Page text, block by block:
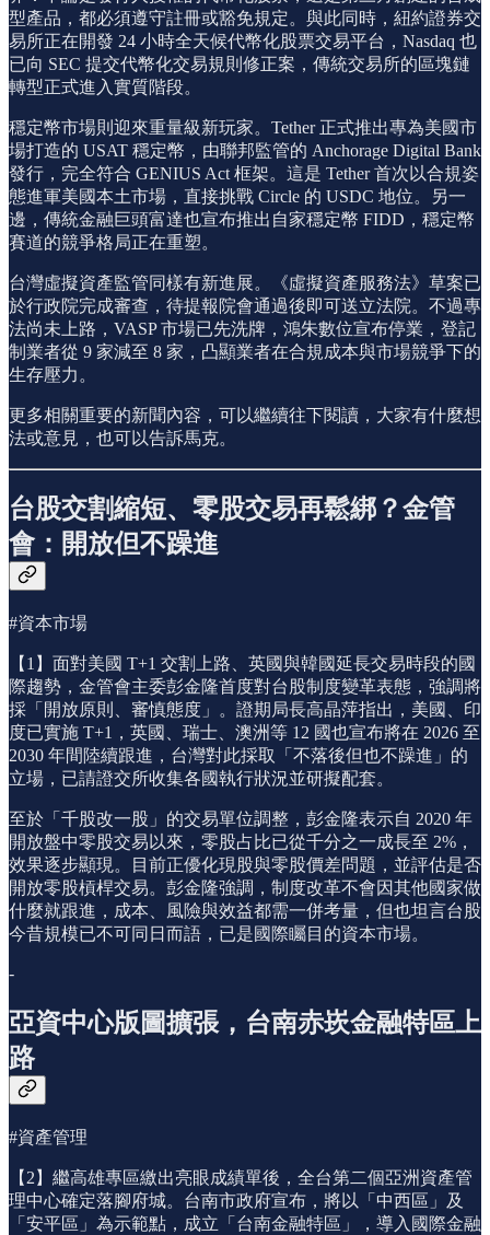
型產品，都必須遵守註冊或豁免規定。與此同時，紐約證券交
易所正在開發 24 小時全天候代幣化股票交易平台，Nasdaq 也
已向 SEC 提交代幣化交易規則修正案，傳統交易所的區塊鏈
轉型正式進入實質階段。
穩定幣市場則迎來重量級新玩家。Tether 正式推出專為美國市
場打造的 USAT 穩定幣，由聯邦監管的 Anchorage Digital Bank
發行，完全符合 GENIUS Act 框架。這是 Tether 首次以合規姿
態進軍美國本土市場，直接挑戰 Circle 的 USDC 地位。另一
邊，傳統金融巨頭富達也宣布推出自家穩定幣 FIDD，穩定幣
賽道的競爭格局正在重塑。
台灣虛擬資產監管同樣有新進展。《虛擬資產服務法》草案已
於行政院完成審查，待提報院會通過後即可送立法院。不過專
法尚未上路，VASP 市場已先洗牌，鴻朱數位宣布停業，登記
制業者從 9 家減至 8 家，凸顯業者在合規成本與市場競爭下的
生存壓力。
更多相關重要的新聞內容，可以繼續往下閱讀，大家有什麼想
法或意見，也可以告訴馬克。
台股交割縮短、零股交易再鬆綁？金管
會：開放但不躁進
#資本市場
【1】面對美國 T+1 交割上路、英國與韓國延長交易時段的國
際趨勢，金管會主委彭金隆首度對台股制度變革表態，強調將
採「開放原則、審慎態度」。證期局長高晶萍指出，美國、印
度已實施 T+1，英國、瑞士、澳洲等 12 國也宣布將在 2026 至
2030 年間陸續跟進，台灣對此採取「不落後但也不躁進」的
立場，已請證交所收集各國執行狀況並研擬配套。
至於「千股改一股」的交易單位調整，彭金隆表示自 2020 年
開放盤中零股交易以來，零股占比已從千分之一成長至 2%，
效果逐步顯現。目前正優化現股與零股價差問題，並評估是否
開放零股槓桿交易。彭金隆強調，制度改革不會因其他國家做
什麼就跟進，成本、風險與效益都需一併考量，但也坦言台股
今昔規模已不可同日而語，已是國際矚目的資本市場。
-
亞資中心版圖擴張，台南赤崁金融特區上
路
#資產管理
【2】繼高雄專區繳出亮眼成績單後，全台第二個亞洲資產管
理中心確定落腳府城。台南市政府宣布，將以「中西區」及
「安平區」為示範點，成立「台南金融特區」，導入國際金融